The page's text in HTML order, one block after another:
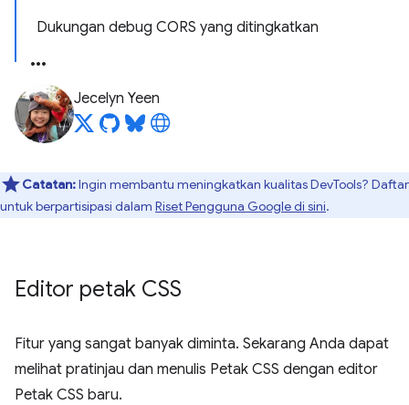
Dukungan debug CORS yang ditingkatkan
Jecelyn Yeen
Catatan:Ingin membantu meningkatkan kualitas DevTools? Daftar
untuk berpartisipasi dalam Riset Pengguna Google di sini.
Editor petak CSS
Fitur yang sangat banyak diminta. Sekarang Anda dapat
melihat pratinjau dan menulis Petak CSS dengan editor
Petak CSS baru.